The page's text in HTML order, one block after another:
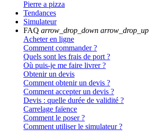
Pierre a pizza
Tendances
Simulateur
FAQ arrow_drop_down arrow_drop_up
Acheter en ligne
Comment commander ?
Quels sont les frais de port ?
Où puis-je me faire livrer ?
Obtenir un devis
Comment obtenir un devis ?
Comment accepter un devis ?
Devis : quelle durée de validité ?
Carrelage faïence
Comment le poser ?
Comment utiliser le simulateur ?